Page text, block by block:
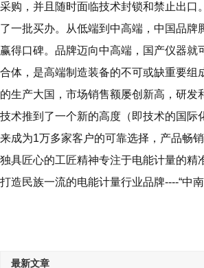
采购，并且随时面临技术封锁和禁止出
了一批买办。从低端到中高端，中国品
赢得口碑。品牌迈向中高端，国产仪器就
合体，是高端制造装备的不可或缺重要
的生产大国，市场销售额屡创新高，研
技术推到了一个新的高度（即技术的国
来成为1万多家客户的可靠选择，产品畅
独具匠心的工匠精神专注于电能计量的
打造民族一流的电能计量行业品牌----“中南
最新文章